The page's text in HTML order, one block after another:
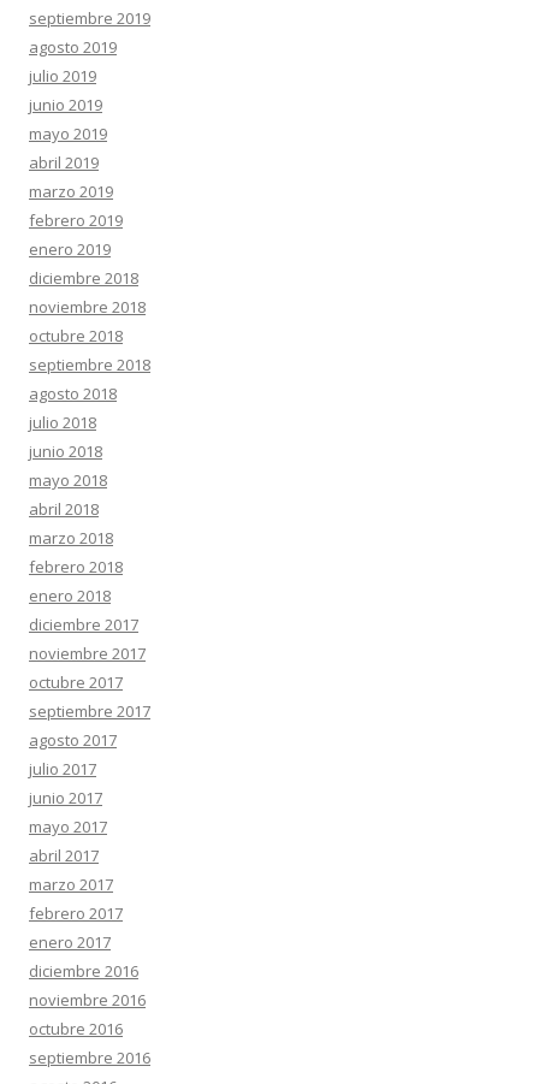
septiembre 2019
agosto 2019
julio 2019
junio 2019
mayo 2019
abril 2019
marzo 2019
febrero 2019
enero 2019
diciembre 2018
noviembre 2018
octubre 2018
septiembre 2018
agosto 2018
julio 2018
junio 2018
mayo 2018
abril 2018
marzo 2018
febrero 2018
enero 2018
diciembre 2017
noviembre 2017
octubre 2017
septiembre 2017
agosto 2017
julio 2017
junio 2017
mayo 2017
abril 2017
marzo 2017
febrero 2017
enero 2017
diciembre 2016
noviembre 2016
octubre 2016
septiembre 2016